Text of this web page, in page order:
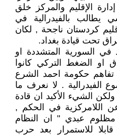
الإقليم والمركز خلق
بالفيدرالية في
كردستان ناجحة , لكان
تحت قيادة بغداد.
في السورية المتشددة او
او الضغط التركي كانوا
حكومة احمد الشرع
الفيدرالية . لا نعرف ما
الشيء الأكيد ان قادة
اللامركزية في الحكم ,
عبدي " ان النظام
للاستمرار بعد حرب